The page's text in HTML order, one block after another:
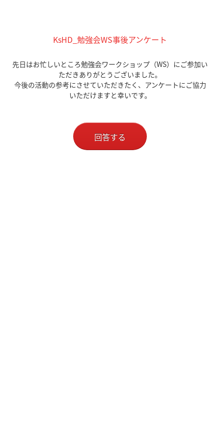
KsHD_勉強会WS事後アンケート
先日はお忙しいところ勉強会ワークショップ（WS）にご参加い
ただきありがとうございました。
今後の活動の参考にさせていただきたく、アンケートにご協力
いただけますと幸いです。
回答する